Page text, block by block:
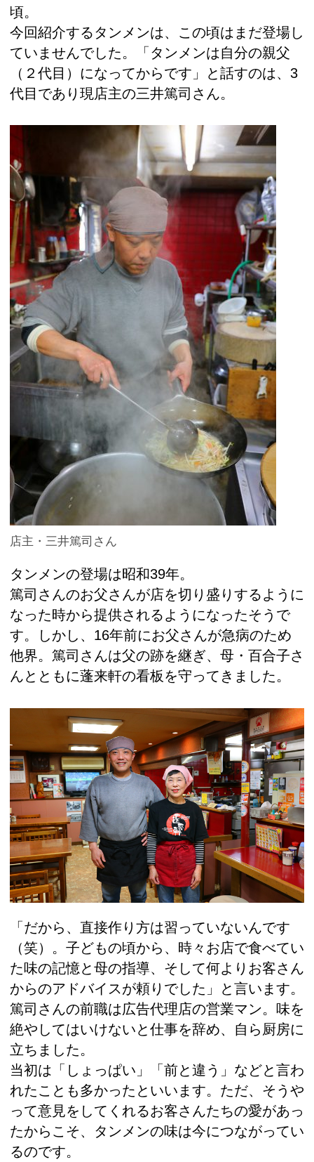
頃。
今回紹介するタンメンは、この頃はまだ登場し
ていませんでした。「タンメンは自分の親父
（２代目）になってからです」と話すのは、3
代目であり現店主の三井篤司さん。
店主・三井篤司さん
タンメンの登場は昭和39年。
篤司さんのお父さんが店を切り盛りするように
なった時から提供されるようになったそうで
す。しかし、16年前にお父さんが急病のため
他界。篤司さんは父の跡を継ぎ、母・百合子さ
んとともに蓬来軒の看板を守ってきました。
「だから、直接作り方は習っていないんです
（笑）。子どもの頃から、時々お店で食べてい
た味の記憶と母の指導、そして何よりお客さん
からのアドバイスが頼りでした」と言います。
篤司さんの前職は広告代理店の営業マン。味を
絶やしてはいけないと仕事を辞め、自ら厨房に
立ちました。
当初は「しょっぱい」「前と違う」などと言わ
れたことも多かったといいます。ただ、そうや
って意見をしてくれるお客さんたちの愛があっ
たからこそ、タンメンの味は今につながってい
るのです。